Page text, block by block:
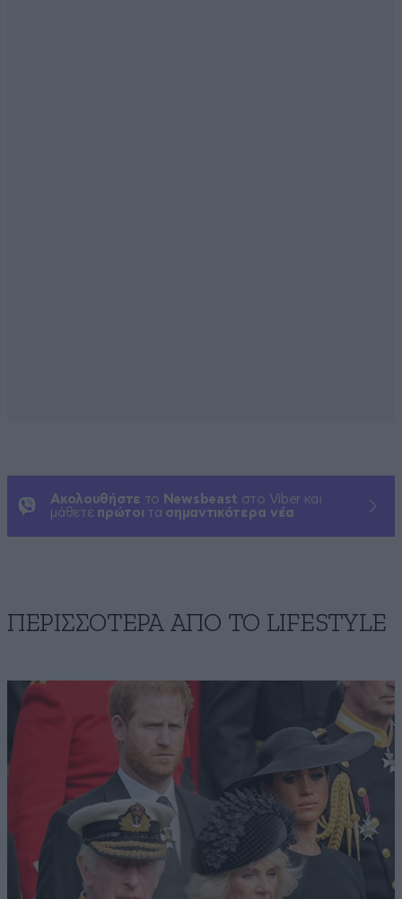
Ακολουθήστε το Newsbeast στο Viber και
μάθετε πρώτοι τα σημαντικότερα νέα
ΠΕΡΙΣΣΟΤΕΡΑ ΑΠΟ ΤΟ LIFESTYLE